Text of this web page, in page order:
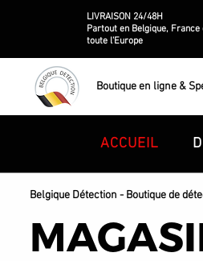
LIVRAISON 24/48H
Partout en Belgique, France
toute l'Europe
Boutique en ligne &
ACCUEIL
Belgique Détection - Boutique de